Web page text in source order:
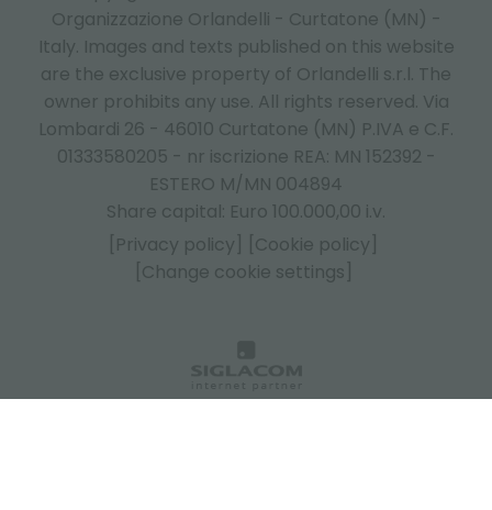
Organizzazione Orlandelli - Curtatone (MN) -
Italy. Images and texts published on this website
are the exclusive property of Orlandelli s.r.l. The
owner prohibits any use. All rights reserved. Via
Lombardi 26 - 46010 Curtatone (MN) P.IVA e C.F.
01333580205 - nr iscrizione REA: MN 152392 -
ESTERO M/MN 004894
Share capital: Euro 100.000,00 i.v.
[Privacy policy]
[Cookie policy]
[Change cookie settings]